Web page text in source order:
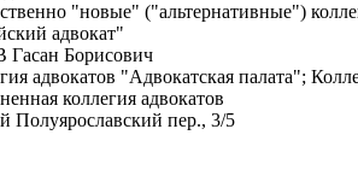
"новые" ("альтернативные")
адвокат"
Борисович
адвокатов "Адвокатская палата";
коллегия адвокатов
Полуярославский пер., 3/5